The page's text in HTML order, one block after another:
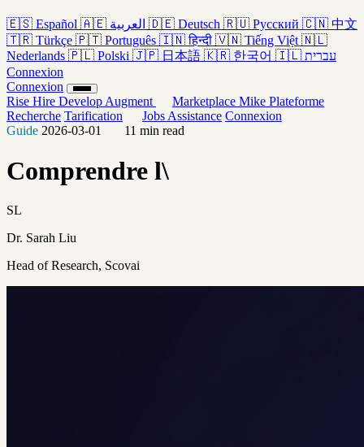
🇪🇸 Español 🇦🇪 العربية 🇩🇪 Deutsch 🇷🇺 Русский 🇨🇳 中文
🇹🇷 Türkçe 🇵🇹 Português 🇮🇳 हिन्दी 🇻🇳 Tiếng Việt 🇳🇱
Nederlands 🇵🇱 Polski 🇯🇵 日本語 🇰🇷 한국어 🇮🇱 עברית
Connexion
Connexion
Rise Hire Develop Augment Marketplace Mike Plateforme
Recherche Tarification Jobs Assistance Connexion
Guide 2026-03-01 11 min read
Comprendre l\
SL
Dr. Sarah Liu
Head of Research, Scovai